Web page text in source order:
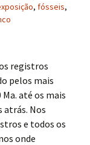
, fósseis,
registros
pelos mais
até os mais
atrás. Nos
e todos os
onde